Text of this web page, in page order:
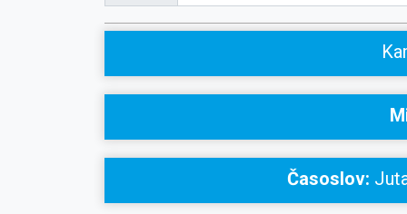
Časoslov: